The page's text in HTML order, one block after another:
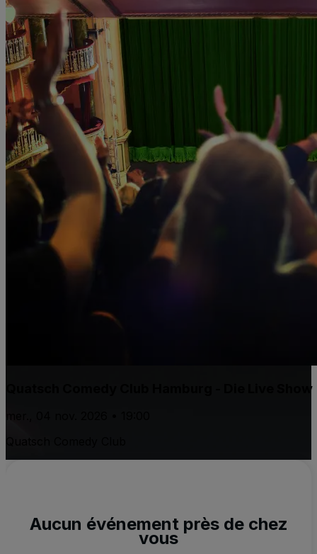
Quatsch Comedy Club Hamburg - Die Live Show
Aucun événement près de chez
vous